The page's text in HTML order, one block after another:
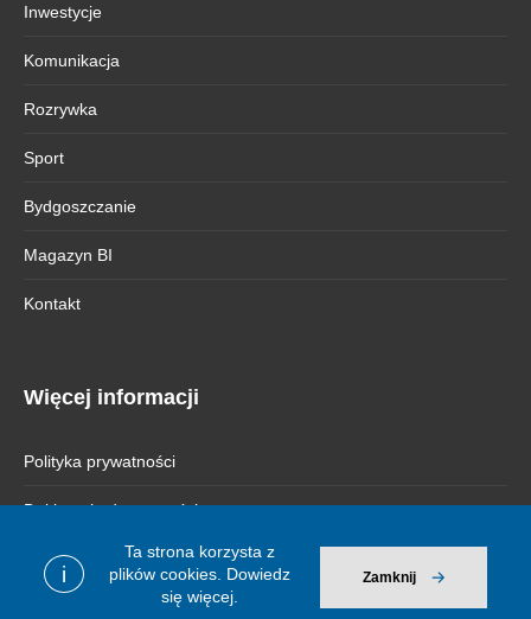
i
Ta strona korzysta z
plików cookies. Dowiedz
się więcej.
Zamknij
Inwestycje
Komunikacja
Rozrywka
Sport
Bydgoszczanie
Magazyn BI
Kontakt
Więcej informacji
Polityka prywatności
Deklaracja dostępności